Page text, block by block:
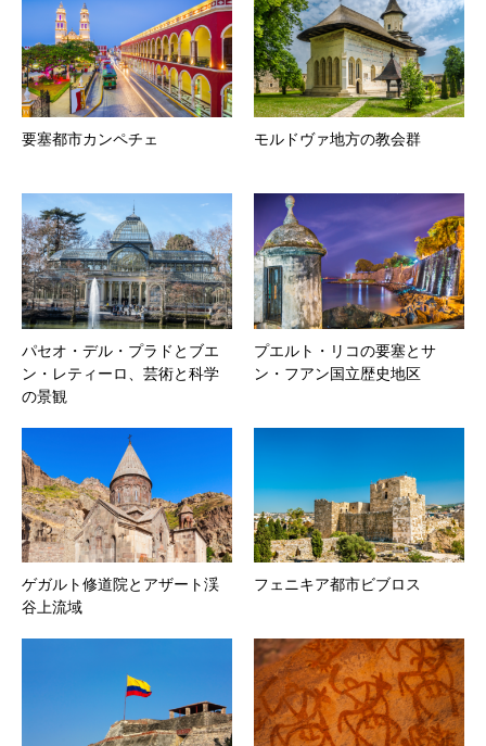
要塞都市カンペチェ モルドヴァ地方の教会群
パセオ・デル・プラドとブエ
ン・レティーロ、芸術と科学
の景観
プエルト・リコの要塞とサ
ン・フアン国立歴史地区
ゲガルト修道院とアザート渓
谷上流域
フェニキア都市ビブロス